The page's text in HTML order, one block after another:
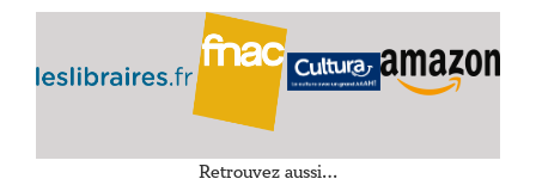
Retrouvez aussi…